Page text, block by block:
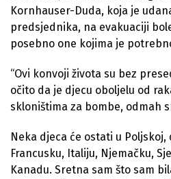
Kornhauser-Duda, koja je
predsjednika, na evakuaciji
posebno one kojima je
“Ovi konvoji života su bez
očito da je djecu oboljelu od
skloništima za bombe, odmah
Neka djeca će ostati u
Francusku, Italiju, Njemačku,
Kanadu. Sretna sam što sam